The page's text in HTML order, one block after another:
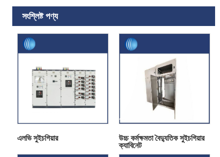
সংশ্লিষ্ট পণ্য
এলভি সুইচগিয়ার
উচ্চ কর্মক্ষমতা বৈদ্যুতিক সুইচগিয়ার
ক্যাবিনেট